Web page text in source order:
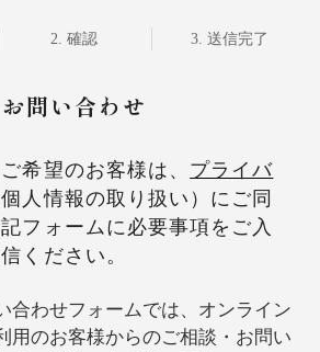
確認 送信完了
お問い合わせ
希望のお客様は、 プライバ
個人情報の取り扱い）にご同
フォームに必要事項をご入
ください。
合わせフォームでは、オンライン
用のお客様からのご相談・お問い